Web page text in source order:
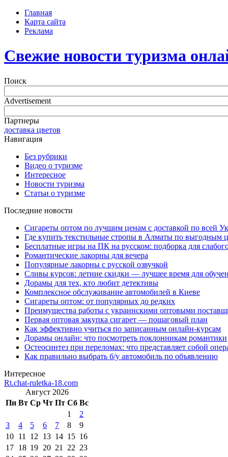
Главная
Карта сайта
Реклама
Свежие новости туризма
Поиск
Advertisement
Партнеры
доставка цветов
Навигация
Без рубрики
Видео о туризме
Интересное
Новости туризма
Статьи о туризме
Последние новости
Сигареты оптом по лучшим ценам с доставкой по всей
Где купить текстильные стропы в Алматы по выгодным
Бесплатные игры на ПК на русском: подборка для
Романтические лакорны для вечера
Популярные лакорны с русской озвучкой
Сливы курсов: летние скидки — лучшее время для
Дорамы для тех, кто любит детективы
Комплексное обслуживание автомобилей в Киеве
Сигареты оптом: от популярных до редких
Преимущества работы с украинскими оптовыми
Первая оптовая закупка сигарет — пошаговый план
Как эффективно учиться по записанным онлайн-курсам
Дорамы онлайн: что посмотреть поклонникам романтики
Остеосинтез при переломах: что представляет собой
Как правильно выбрать б/у автомобиль по объявлению
Интересное
Rt.chat-ruletka-18.com
Август 2026
Пн Вт Ср Чт Пт Сб Вс
1
2
3
4 5 6 7 8
9
10 11 12 13 14 15 16
17 18 19 20 21 22 23